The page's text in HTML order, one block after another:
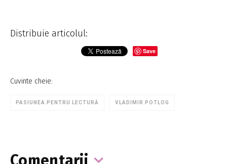
Distribuie articolul:
Save
Cuvinte cheie:
PASIUNEA PENTRU LECTURĂ VLADIMIR POTLOG